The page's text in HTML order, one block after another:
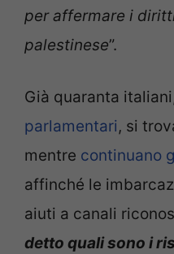
per affermare i
palestinese”.
Già quaranta
parlamentari, si
mentre continuano
affinché le
aiuti a canali
detto quali sono i